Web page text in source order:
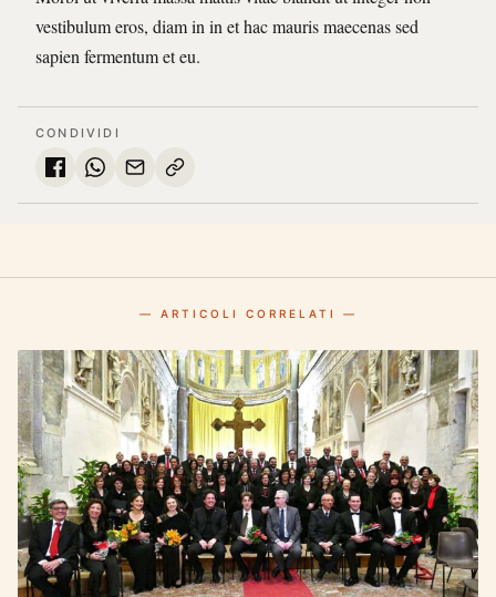
vestibulum eros, diam in in et hac mauris maecenas sed
sapien fermentum et eu.
CONDIVIDI
— ARTICOLI CORRELATI —